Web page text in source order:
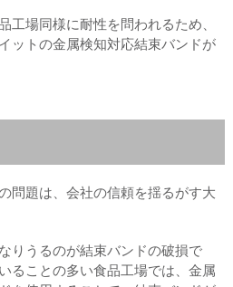
工場同様に耐性を問われるため、
ットの金属検知対応結束バンドが
問題は、会社の信頼を揺るがす大
りうるのが結束バンドの破損で
ることの多い食品工場では、金属